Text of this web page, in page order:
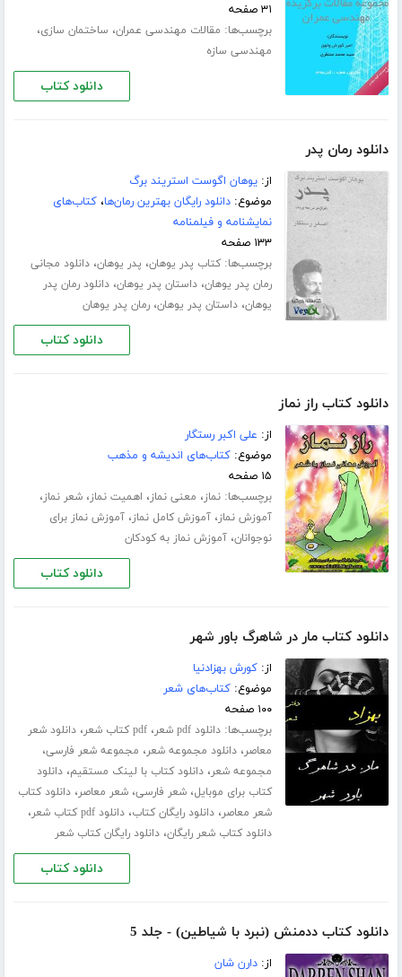
۳۱ صفحه
برچسب‌ها: مقالات مهندسی عمران، ساختمان سازی،
مهندسی سازه
دانلود کتاب
دانلود رمان پدر
از:یوهان اگوست استریند برگ
موضوع:دانلود رایگان بهترین رمان‌ها،کتاب‌های
نمایشنامه و فیلمنامه
۱۳۳ صفحه
برچسب‌ها:کتاب پدر یوهان، پدر یوهان،دانلود مجانی
رمان پدر یوهان،داستان پدر یوهان،دانلود رمان پدر
یوهان،داستان پدر یوهان،رمان پدر یوهان
دانلود کتاب
دانلود کتاب راز نماز
از: علی اکبر رستگار
موضوع:کتاب‌های اندیشه و مذهب
۱۵ صفحه
برچسب‌ها:نماز، معنی نماز، اهمیت نماز،شعر نماز،
آموزش نماز،آموزش کامل نماز،آموزش نماز برای
نوجوانان،آموزش نماز به کودکان
دانلود کتاب
دانلود کتاب مار در شاهرگ باور شهر
از:کورش بهزادنیا
موضوع:کتاب‌های شعر
۱۰۰ صفحه
برچسب‌ها:دانلود pdf شعر ،pdf کتاب شعر ،دانلود شعر
معاصر،دانلود مجموعه شعر، مجموعه شعر فارسی،
مجموعه شعر،دانلود کتاب با لینک مستقیم،دانلود
کتاب برای موبایل،شعر فارسی،شعر معاصر،دانلود کتاب
شعر معاصر،دانلود رایگان کتاب،دانلود pdf کتاب شعر ،
دانلود کتاب شعر رایگان،دانلود رایگان کتاب شعر
دانلود کتاب
دانلود کتاب ددمنش (نبرد با شیاطین) - جلد 5
از:دارن شان